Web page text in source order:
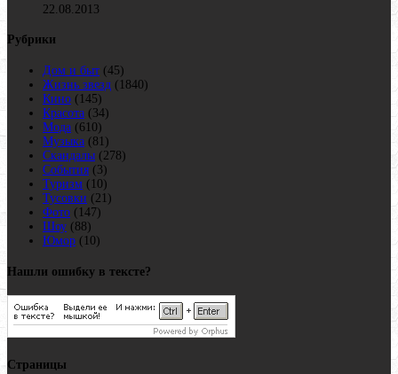
22.08.2013
Рубрики
Дом и быт (45)
Жизнь звезд (1840)
Кино (145)
Красота (34)
Мода (610)
Музыка (81)
Скандалы (278)
События (3)
Туризм (10)
Тусовки (21)
Фото (147)
Шоу (88)
Юмор (10)
Нашли ошибку в тексте?
Страницы